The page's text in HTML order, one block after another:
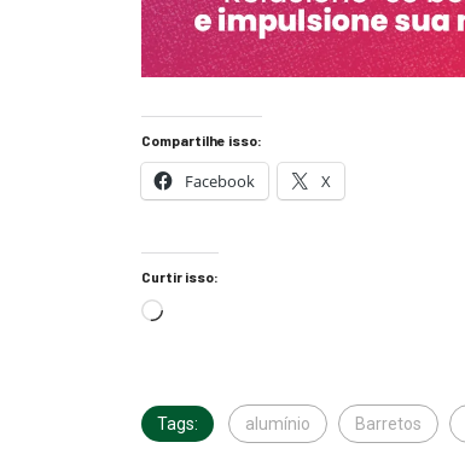
Compartilhe isso:
Facebook X
Curtir isso:
Tags: alumínio Barretos